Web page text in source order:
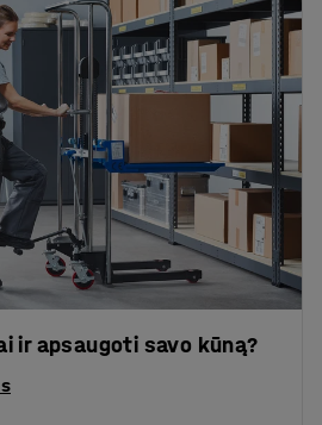
ir apsaugoti savo kūną?